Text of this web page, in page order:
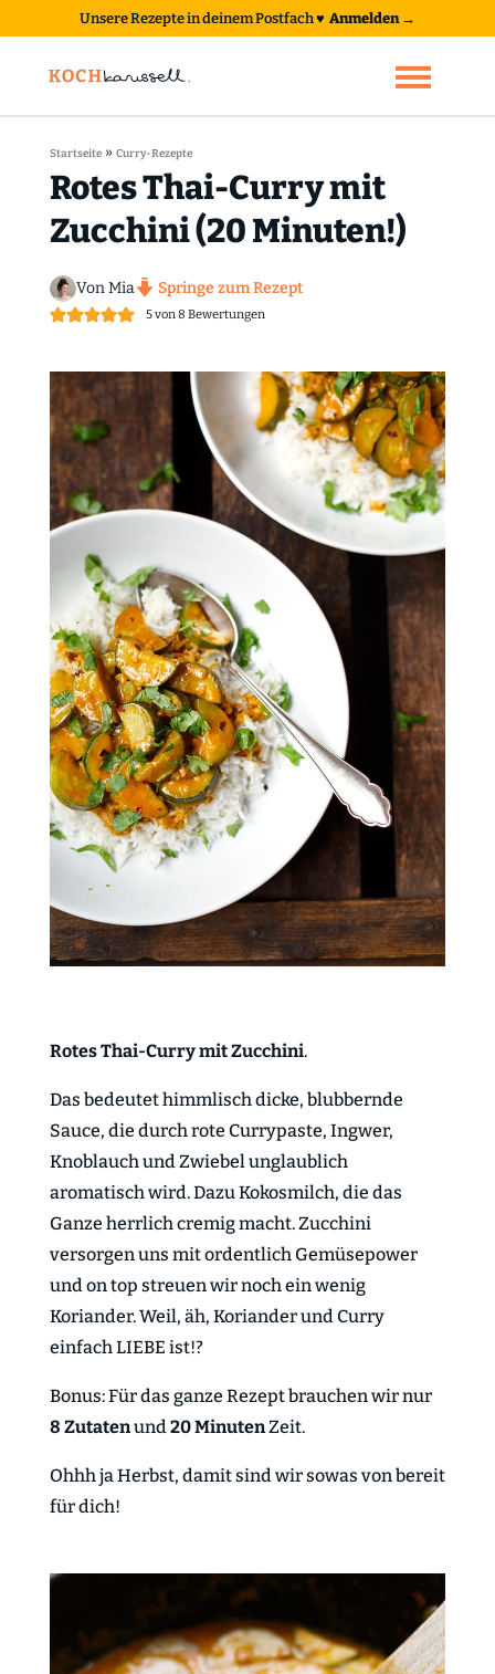
Unsere Rezepte in deinem Postfach♥ Anmelden →
Startseite» Curry-Rezepte
Rotes Thai-Curry mit
Zucchini (20 Minuten!)
Von Mia Springe zum Rezept
5von8 Bewertungen
Rotes Thai-Curry mit Zucchini.
Das bedeutet himmlisch dicke, blubbernde
Sauce, die durch rote Currypaste, Ingwer,
Knoblauch und Zwiebel unglaublich
aromatisch wird. Dazu Kokosmilch, die das
Ganze herrlich cremig macht. Zucchini
versorgen uns mit ordentlich Gemüsepower
und on top streuen wir noch ein wenig
Koriander. Weil, äh, Koriander und Curry
einfach LIEBE ist!?
Bonus: Für das ganze Rezept brauchen wir nur
8 Zutatenund 20 MinutenZeit.
Ohhh ja Herbst, damit sind wir sowas von bereit
für dich!